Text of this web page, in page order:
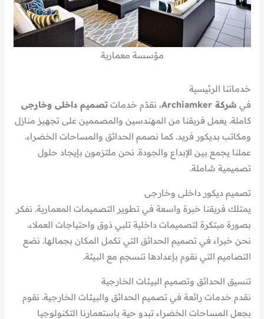
مؤسسة معمارية
خدماتنا الرئيسية
في شركة Archiamker ، نقدّم خدماتتصميم داخلى وخارجى
كاملة. يعمل فريقنا من المهندسين والمصممين على تجهيز منازل
ومكاتب بديكور فريد. كما نصمم الحدائق والمساحات الخضراء.
عملنا يجمع بين الإبداع والجودة. نحن ملتزمون بإيجاد حلول
تصميمية شاملة.
تصميم ديكور داخلى وخارجى
يمتلك فريقنا خبرة واسعة في تطوير التصميمات المعمارية. نفكر
بصورة مبتكرة لتصميمات داخلية تلبي ذوق واحتياجات العملاء.
نحن خبراء في تصميم الحدائق التي تكمل المكان بجمالها. نضع
التصاميم التي نقوم بإعدادها تنسجم مع البيئة.
تنسيق الحدائق وتصميم البيئات الخارجية
نقدم خدمات رائعة في تصميم الحدائق والبيئات الخارجية. نقوم
بجعل المساحات الخضراء تبدو حية باستعمارنا التكنولوجيا